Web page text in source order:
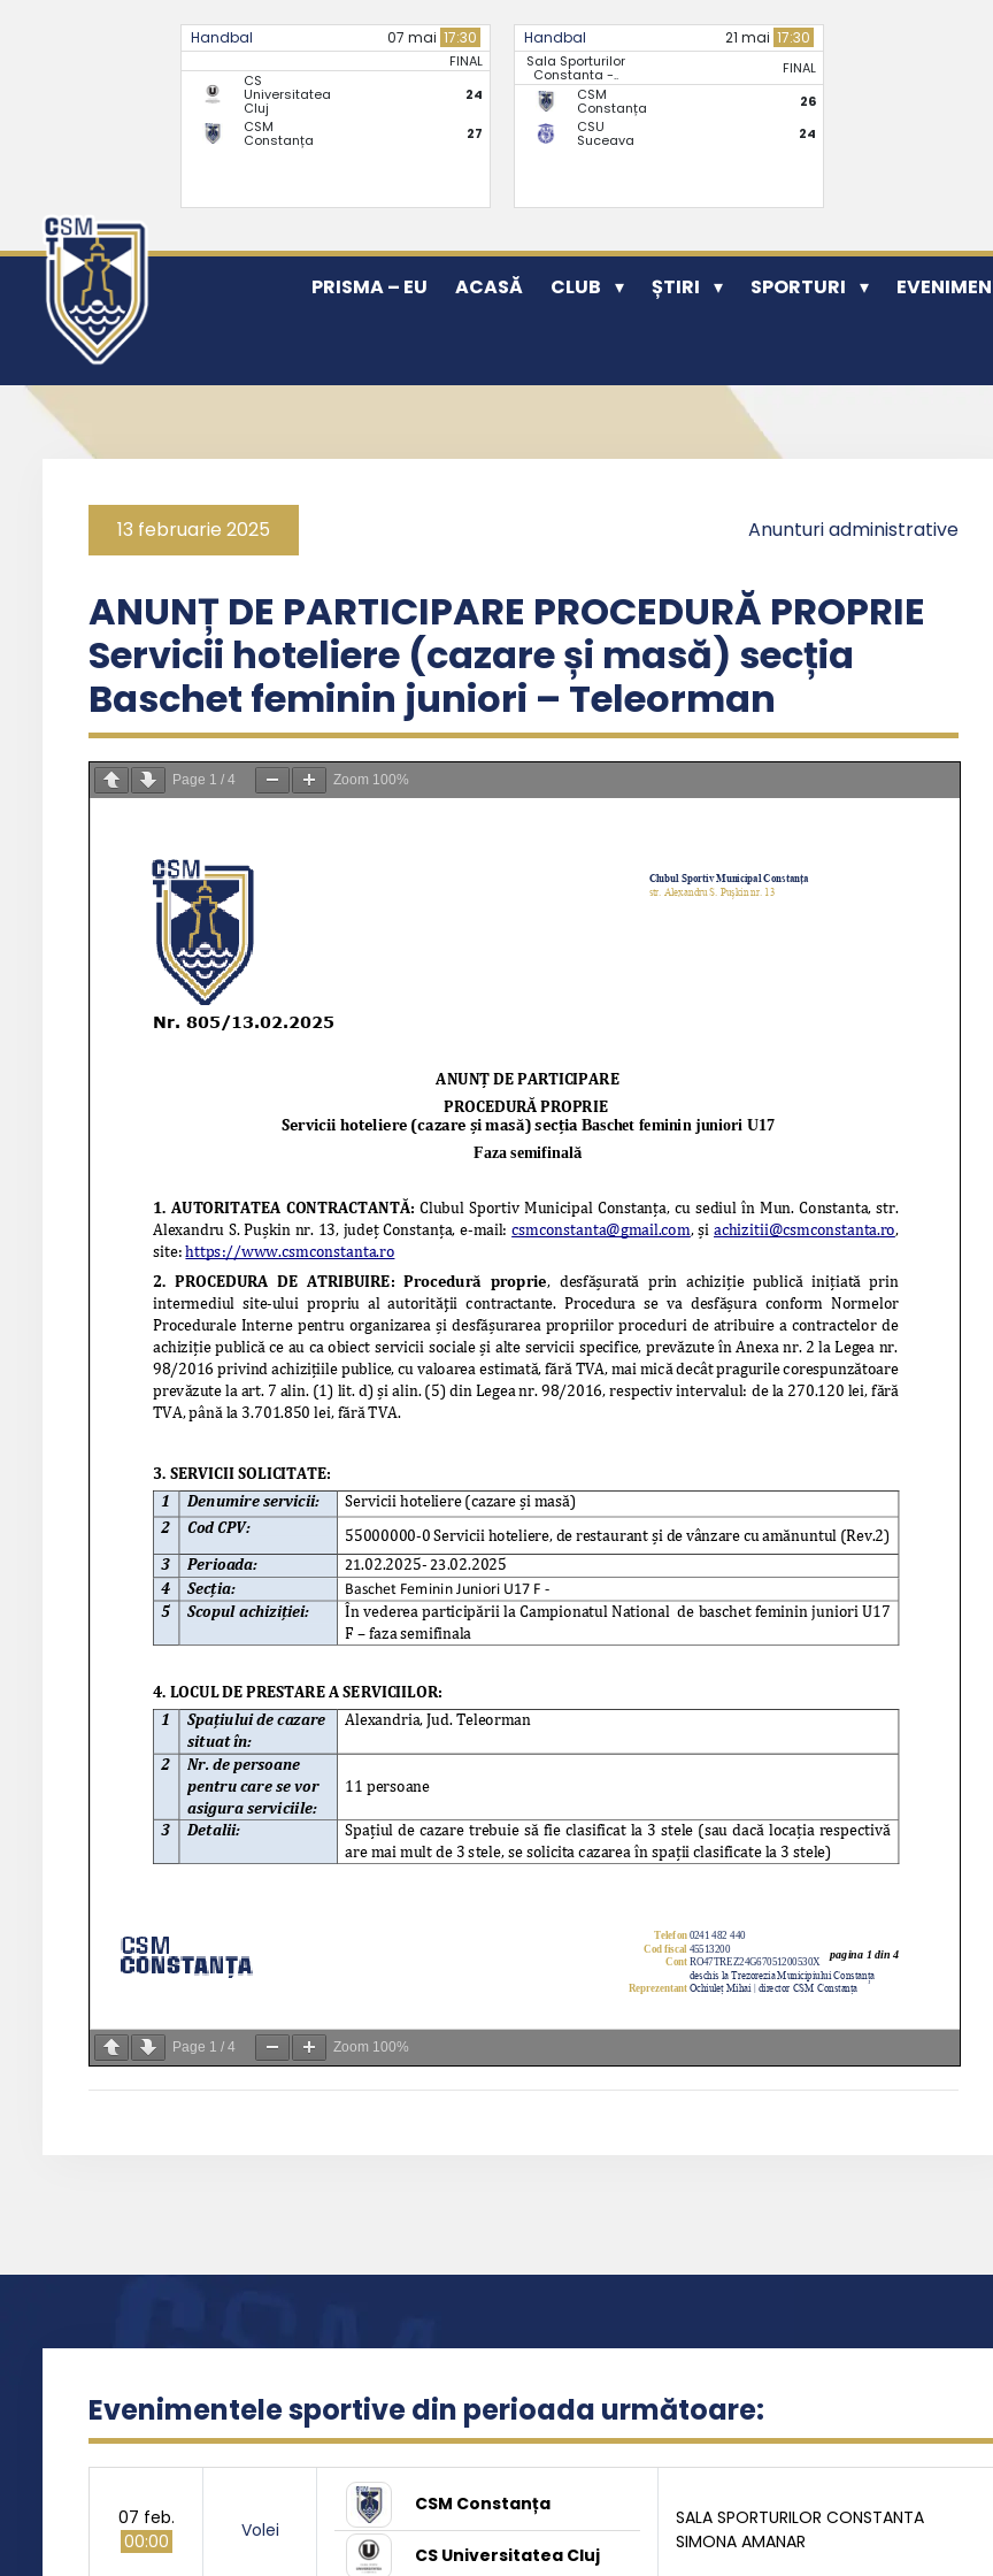
Handbal 07 mai 17:30
FINAL
CS
Universitatea
Cluj
24
CSM
Constanța 27
Handbal 21 mai 17:30
Sala Sporturilor
Constanta -..
FINAL
CSM
Constanța
26
CSU
Suceava 24
PRISMA – EU ACASĂ CLUB ȘTIRI SPORTURI
13 februarie 2025 Anunturi administrative
ANUNȚ DE PARTICIPARE PROCEDURĂ PROPRIE
Servicii hoteliere (cazare și masă) secția
Baschet feminin juniori – Teleorman
Page 1 / 4 Zoom 100%
Page 1 / 4 Zoom 100%
Evenimentele sportive din perioada următoare:
07 feb.
00:00
Volei
CSM Constanța
CS Universitatea Cluj
SALA SPORTURILOR CONSTANTA
SIMONA AMANAR